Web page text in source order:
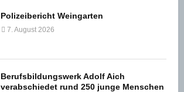
Polizeibericht Weingarten
7. August 2026
Berufsbildungswerk Adolf Aich
verabschiedet rund 250 junge Menschen